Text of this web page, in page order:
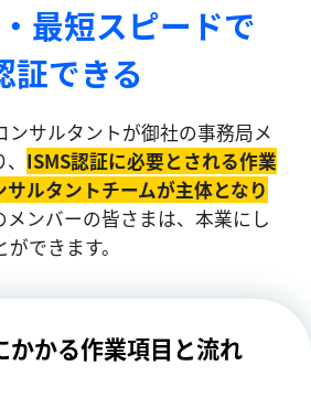
最短スピードで
証できる
ンサルタントが御社の事務局メ
ISMS認証に必要とされる作業
ルタントチームが主体となり
メンバーの皆さまは、本業にし
できます。
かかる作業項目と流れ